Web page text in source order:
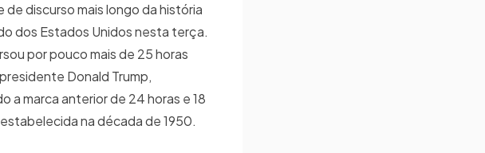
de discurso mais longo da história
dos Estados Unidos nesta terça.
por pouco mais de 25 horas
Donald Trump,
a marca anterior de 24 horas e 18
na década de 1950.